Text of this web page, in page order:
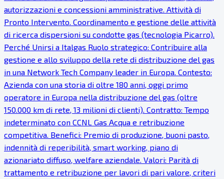
autorizzazioni e concessioni amministrative. Attività di
Pronto Intervento. Coordinamento e gestione delle attività
di ricerca dispersioni su condotte gas (tecnologia Picarro).
Perché Unirsi a Italgas Ruolo strategico: Contribuire alla
gestione e allo sviluppo della rete di distribuzione del gas
in una Network Tech Company leader in Europa. Contesto:
Azienda con una storia di oltre 180 anni, oggi primo
operatore in Europa nella distribuzione del gas (oltre
150.000 km di rete, 13 milioni di clienti). Contratto: Tempo
indeterminato con CCNL Gas Acqua e retribuzione
competitiva. Benefici: Premio di produzione, buoni pasto,
indennità di reperibilità, smart working, piano di
azionariato diffuso, welfare aziendale. Valori: Parità di
trattamento e retribuzione per lavori di pari valore, criteri